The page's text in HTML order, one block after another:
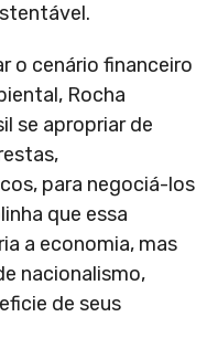
o cenário financeiro
Rocha
se apropriar de
para negociá-los
que essa
a economia, mas
nacionalismo,
de seus